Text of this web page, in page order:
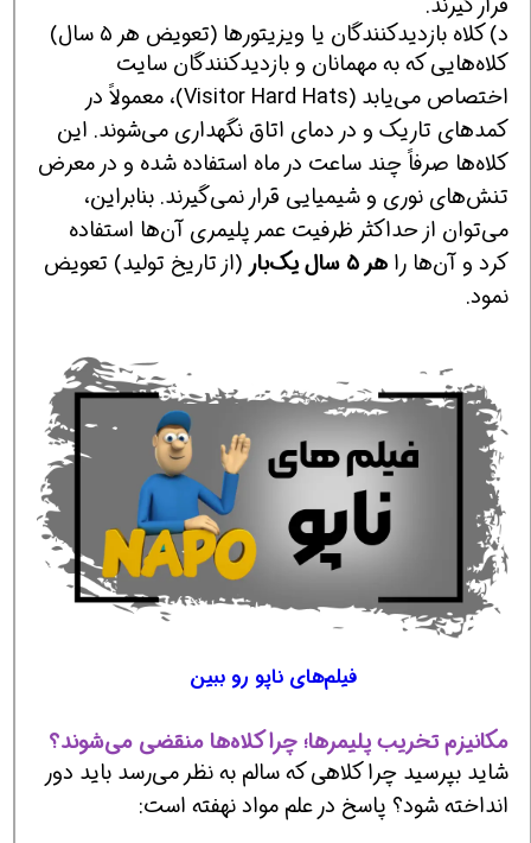
د) کلاه بازدیدکنندگان یا ویزیتورها (تعویض هر ۵ سال)
کلاه‌هایی که به مهمانان و بازدیدکنندگان سایت
اختصاص می‌یابد (Visitor Hard Hats)، معمولاً در
کمدهای تاریک و در دمای اتاق نگهداری می‌شوند. این
کلاه‌ها صرفاً چند ساعت در ماه استفاده شده و در معرض
تنش‌های نوری و شیمیایی قرار نمی‌گیرند. بنابراین،
می‌توان از حداکثر ظرفیت عمر پلیمری آن‌ها استفاده
کرد و آن‌ها را هر ۵ سال یک‌بار
(از تاریخ تولید) تعویض
نمود.
فیلم‌های ناپو رو ببین
مکانیزم تخریب پلیمرها؛ چرا کلاه‌ها منقضی می‌شوند؟
شاید بپرسید چرا کلاهی که سالم به نظر می‌رسد باید دور
انداخته شود؟ پاسخ در علم مواد نهفته است: